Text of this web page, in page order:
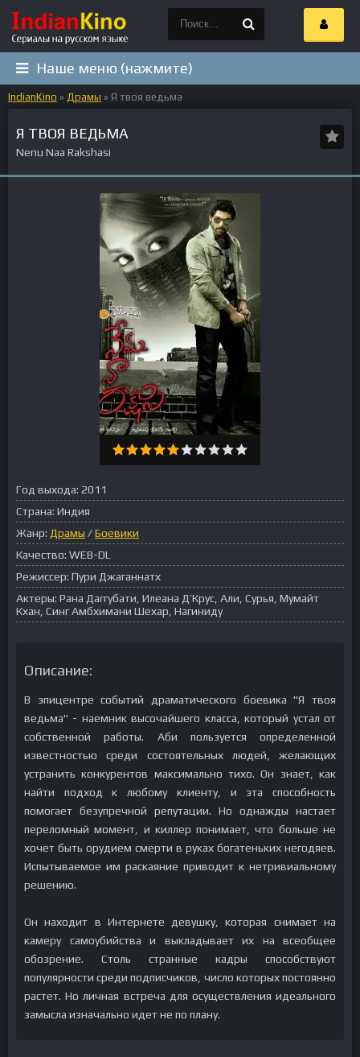
Наше меню (нажмите)
IndianKino » Драмы » Я твоя ведьма
Я ТВОЯ ВЕДЬМА
Nenu Naa Rakshasi
Год выхода: 2011
Страна: Индия
Жанр: Драмы /Боевики
Качество: WEB-DL
Режиссер: Пури Джаганнатх
Актеры: Рана Даггубати, Илеана Д’Крус, Али, Сурья, Мумайт
Кхан, Синг Амбхимани Шехар, Нагиниду
Описание:
В эпицентре событий драматического боевика "Я твоя
ведьма" - наемник высочайшего класса, который устал от
собственной работы. Аби пользуется определенной
известностью среди состоятельных людей, желающих
устранить конкурентов максимально тихо. Он знает, как
найти подход к любому клиенту, и эта способность
помогает безупречной репутации. Но однажды настает
переломный момент, и киллер понимает, что больше не
хочет быть орудием смерти в руках богатеньких негодяев.
Испытываемое им раскаяние приводит к нетривиальному
решению.
Он находит в Интернете девушку, которая снимает на
камеру самоубийства и выкладывает их на всеобщее
обозрение. Столь странные кадры способствуют
популярности среди подписчиков, число которых постоянно
растет. Но личная встреча для осуществления идеального
замысла изначально идет не по плану.